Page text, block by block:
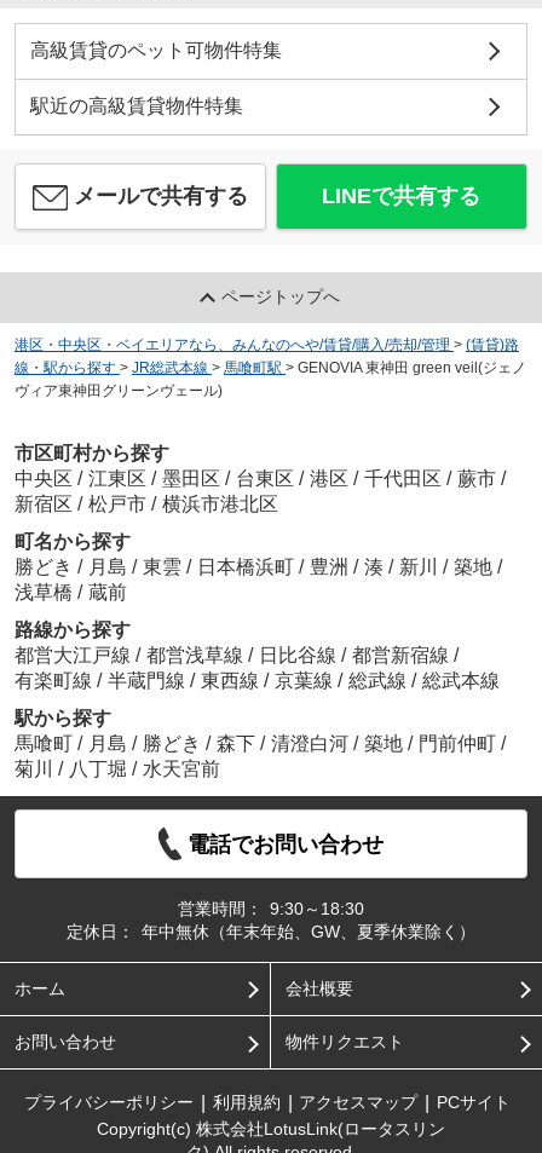
高級賃貸のペット可物件特集
駅近の高級賃貸物件特集
メールで共有する LINEで共有する
ページトップへ
港区・中央区・ベイエリアなら、みんなのへや/賃貸/購入/売却/管理 > (賃貸)路
線・駅から探す > JR総武本線 > 馬喰町駅 > GENOVIA 東神田 green veil(ジェノ
ヴィア東神田グリーンヴェール)
市区町村から探す
中央区 / 江東区 / 墨田区 / 台東区 / 港区 / 千代田区 / 蕨市 /
新宿区 / 松戸市 / 横浜市港北区
町名から探す
勝どき / 月島 / 東雲 / 日本橋浜町 / 豊洲 / 湊 / 新川 / 築地 /
浅草橋 / 蔵前
路線から探す
都営大江戸線 / 都営浅草線 / 日比谷線 / 都営新宿線 /
有楽町線 / 半蔵門線 / 東西線 / 京葉線 / 総武線 / 総武本線
駅から探す
馬喰町 / 月島 / 勝どき / 森下 / 清澄白河 / 築地 / 門前仲町 /
菊川
/ 八丁堀 / 水天宮前
電話でお問い合わせ
営業時間：
9:30～18:30
定休日：
年中無休（年末年始、GW、夏季休業除く）
ホーム 会社概要
お問い合わせ 物件リクエスト
プライバシーポリシー 利用規約 アクセスマップ
PCサイト
Copyright(c) 株式会社LotusLink(ロータスリン